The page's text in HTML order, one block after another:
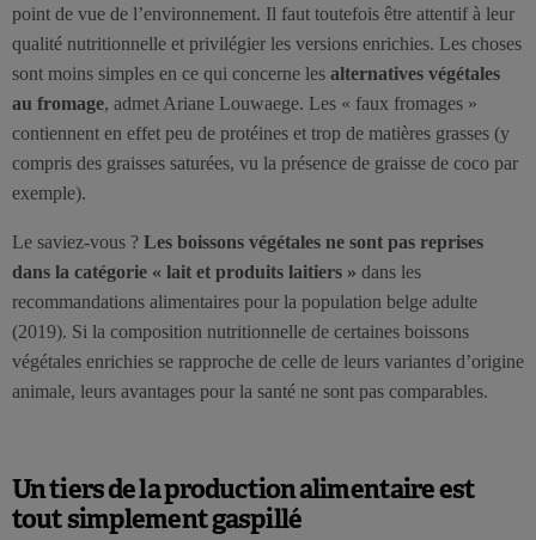
point de vue de l’environnement. Il faut toutefois être attentif à leur
qualité nutritionnelle et privilégier les versions enrichies. Les choses
sont moins simples en ce qui concerne les alternatives végétales
au fromage, admet Ariane Louwaege. Les « faux fromages »
contiennent en effet peu de protéines et trop de matières grasses (y
compris des graisses saturées, vu la présence de graisse de coco par
exemple).
Le saviez-vous ? Les boissons végétales ne sont pas reprises
dans la catégorie « lait et produits laitiers » dans les
recommandations alimentaires pour la population belge adulte
(2019). Si la composition nutritionnelle de certaines boissons
végétales enrichies se rapproche de celle de leurs variantes d’origine
animale, leurs avantages pour la santé ne sont pas comparables.
Un tiers de la production alimentaire est
tout simplement gaspillé